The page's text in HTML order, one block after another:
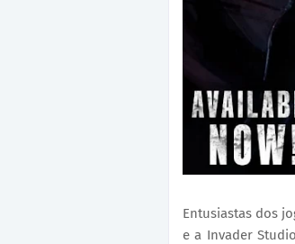
Entusiastas dos
e a Invader